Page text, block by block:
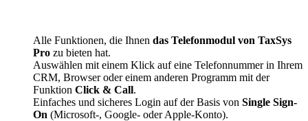
Alle Funktionen, die Ihnen das Telefonmodul von TaxSys
Pro zu bieten hat.
Auswählen mit einem Klick auf eine Telefonnummer in Ihrem
CRM, Browser oder einem anderen Programm mit der
Funktion Click & Call.
Einfaches und sicheres Login auf der Basis von Single Sign-
On (Microsoft-, Google- oder Apple-Konto).